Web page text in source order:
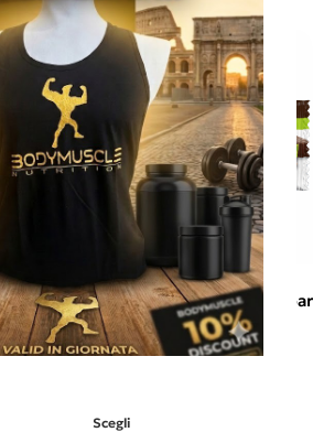
WHY
55 PROTEIN BAR 55 g -30 bar
– WHY SPORT
Scegli